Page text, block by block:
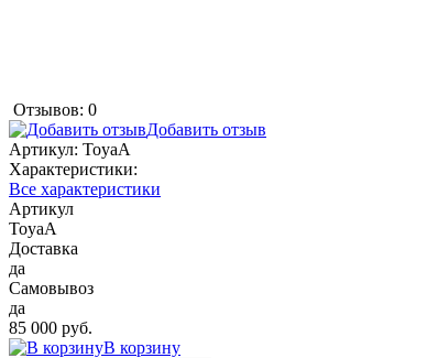
Отзывов: 0
Добавить отзыв
Артикул: ToyaA
Характеристики:
Все характеристики
Артикул
ToyaA
Доставка
да
Самовывоз
да
85 000 руб.
В корзину